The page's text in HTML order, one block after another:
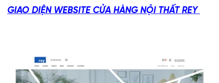
GIAO DIỆN WEBSITE CỬA HÀNG NỘI THẤT REY